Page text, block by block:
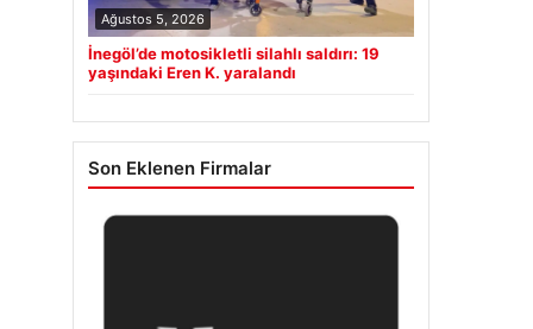
Ağustos 5, 2026
İnegöl’de motosikletli silahlı saldırı: 19
yaşındaki Eren K. yaralandı
Son Eklenen Firmalar